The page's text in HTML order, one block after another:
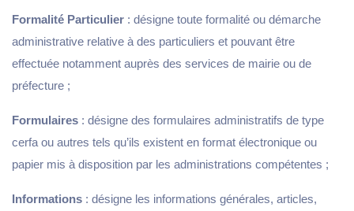
Formalité Particulier : désigne toute formalité ou démarche
administrative relative à des particuliers et pouvant être
effectuée notamment auprès des services de mairie ou de
préfecture ;
Formulaires : désigne des formulaires administratifs de type
cerfa ou autres tels qu’ils existent en format électronique ou
papier mis à disposition par les administrations compétentes ;
Informations : désigne les informations générales, articles,